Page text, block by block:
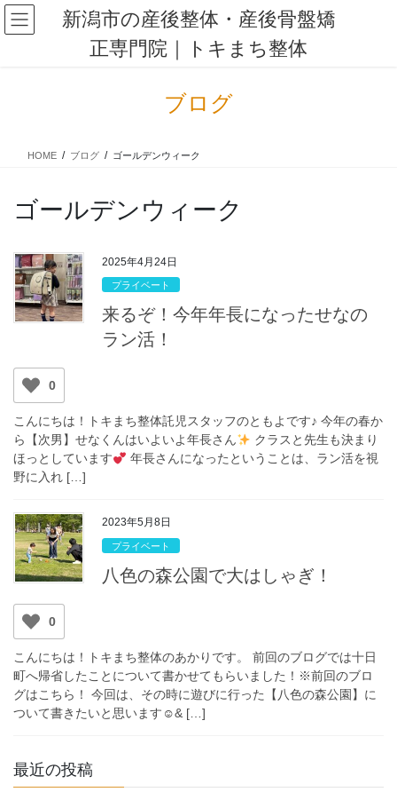
コ
ン
ナ
ビ
新潟市の産後整体・産後骨盤矯
正専門院｜トキまち整体
ブログ
HOME ブログ ゴールデンウィーク
ゴールデンウィーク
2025年4月24日
プライベート
来るぞ！今年年長になったせなの
ラン活！
0
こんにちは！トキまち整体託児スタッフのともよです♪ 今年の春か
ら【次男】せなくんはいよいよ年長さん
クラスと先生も決まり
ほっとしています
年長さんになったということは、ラン活を視
野に入れ […]
2023年5月8日
プライベート
八色の森公園で大はしゃぎ！
0
こんにちは！トキまち整体のあかりです。 前回のブログでは十日
町へ帰省したことについて書かせてもらいました！※前回のブロ
グはこちら！ 今回は、その時に遊びに行った【八色の森公園】に
ついて書きたいと思います☺& […]
最近の投稿